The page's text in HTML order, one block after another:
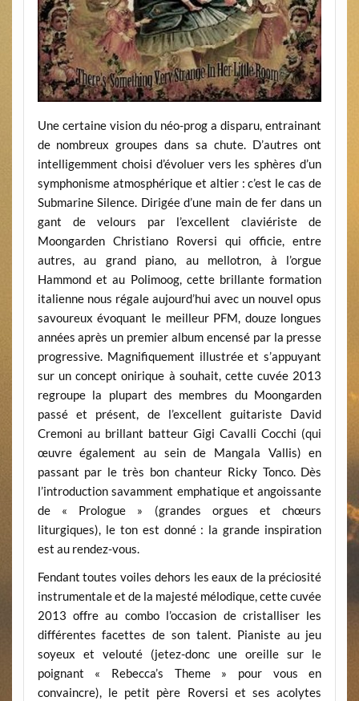
Une certaine vision du néo-prog a disparu, entrainant
de nombreux groupes dans sa chute. D’autres ont
intelligemment choisi d’évoluer vers les sphères d’un
symphonisme atmosphérique et altier : c’est le cas de
Submarine Silence. Dirigée d’une main de fer dans un
gant de velours par l’excellent claviériste de
Moongarden Christiano Roversi qui officie, entre
autres, au grand piano, au mellotron, à l’orgue
Hammond et au Polimoog, cette brillante formation
italienne nous régale aujourd’hui avec un nouvel opus
savoureux évoquant le meilleur PFM, douze longues
années après un premier album encensé par la presse
progressive. Magnifiquement illustrée et s’appuyant
sur un concept onirique à souhait, cette cuvée 2013
regroupe la plupart des membres du Moongarden
passé et présent, de l’excellent guitariste David
Cremoni au brillant batteur Gigi Cavalli Cocchi (qui
œuvre également au sein de Mangala Vallis) en
passant par le très bon chanteur Ricky Tonco. Dès
l’introduction savamment emphatique et angoissante
de « Prologue » (grandes orgues et chœurs
liturgiques), le ton est donné : la grande inspiration
est au rendez-vous.
Fendant toutes voiles dehors les eaux de la préciosité
instrumentale et de la majesté mélodique, cette cuvée
2013 offre au combo l’occasion de cristalliser les
différentes facettes de son talent. Pianiste au jeu
soyeux et velouté (jetez-donc une oreille sur le
poignant « Rebecca’s Theme » pour vous en
convaincre), le petit père Roversi et ses acolytes